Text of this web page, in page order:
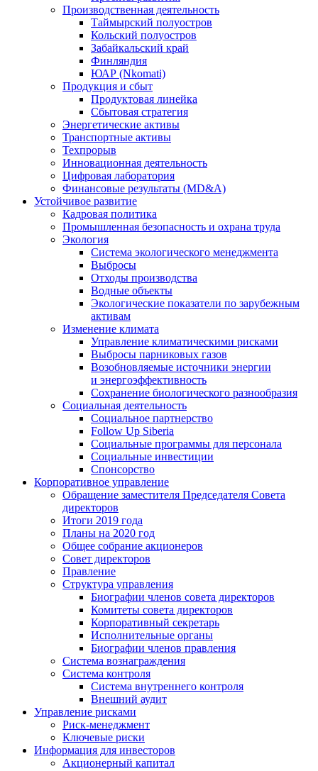
Производственная деятельность
Таймырский полуостров
Кольский полуостров
Забайкальский край
Финляндия
ЮАР (Nkomati)
Продукция и сбыт
Продуктовая линейка
Сбытовая стратегия
Энергетические активы
Транспортные активы
Техпрорыв
Инновационная деятельность
Цифровая лаборатория
Финансовые результаты (MD&A)
Устойчивое развитие
Кадровая политика
Промышленная безопасность и охрана труда
Экология
Система экологического менеджмента
Выбросы
Отходы производства
Водные объекты
Экологические показатели по зарубежным
активам
Изменение климата
Управление климатическими рисками
Выбросы парниковых газов
Возобновляемые источники энергии
и энергоэффективность
Сохранение биологического разнообразия
Социальная деятельность
Социальное партнерство
Follow Up Siberia
Социальные программы для персонала
Социальные инвестиции
Спонсорство
Корпоративное управление
Обращение заместителя Председателя Совета
директоров
Итоги 2019 года
Планы на 2020 год
Общее собрание акционеров
Совет директоров
Правление
Структура управления
Биографии членов совета директоров
Комитеты совета директоров
Корпоративный секретарь
Исполнительные органы
Биографии членов правления
Система вознаграждения
Система контроля
Система внутреннего контроля
Внешний аудит
Управление рисками
Риск-менеджмент
Ключевые риски
Информация для инвесторов
Акционерный капитал